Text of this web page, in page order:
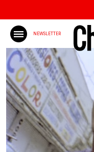
NEWSLETTER